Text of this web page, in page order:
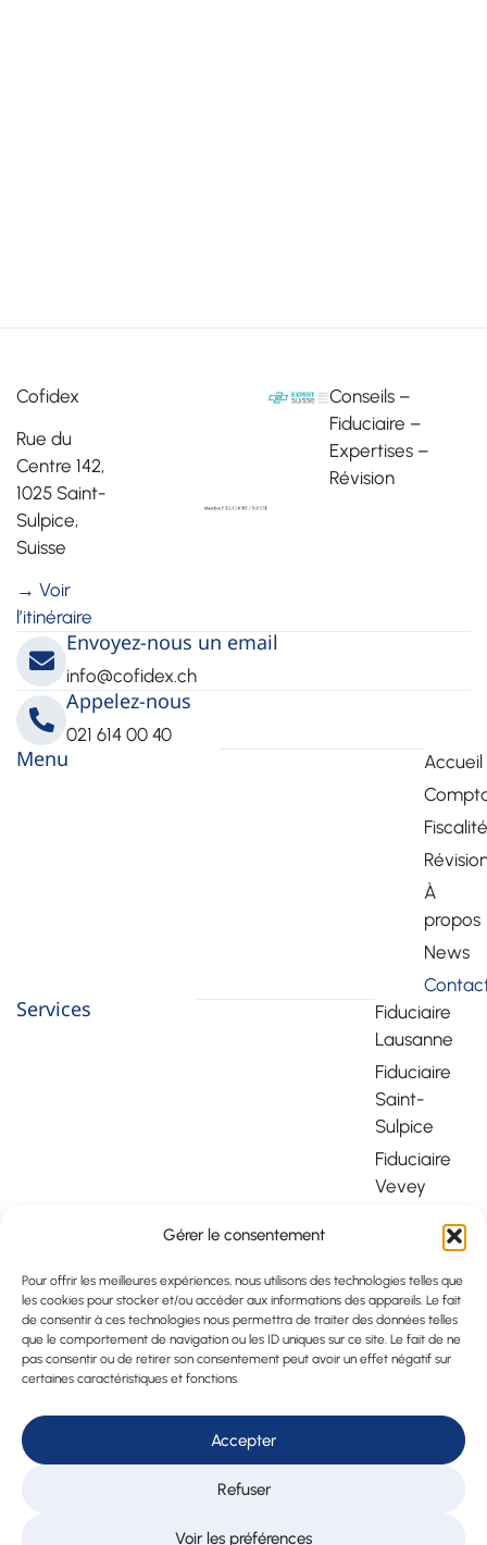
Gérer le consentement
Pour offrir les meilleures expériences, nous utilisons des technologies telles que
les cookies pour stocker et/ou accéder aux informations des appareils. Le fait
de consentir à ces technologies nous permettra de traiter des données telles
que le comportement de navigation ou les ID uniques sur ce site. Le fait de ne
pas consentir ou de retirer son consentement peut avoir un effet négatif sur
certaines caractéristiques et fonctions.
Accepter
Refuser
Voir les préférences
Cofidex
Rue du
Centre 142,
1025 Saint-
Sulpice,
Suisse
→ Voir
l’itinéraire
Conseils –
Fiduciaire –
Expertises –
Révision
Envoyez-nous un email
info@cofidex.ch
Appelez-nous
021 614 00 40
Menu
Accueil
Fiscalité
À
propos
News
Services
Fiduciaire
Lausanne
Fiduciaire
Saint-
Sulpice
Fiduciaire
Vevey
Fiduciaire
Montreux
Expert
Fiduciaire
en Suisse
Déclaration
Lausanne